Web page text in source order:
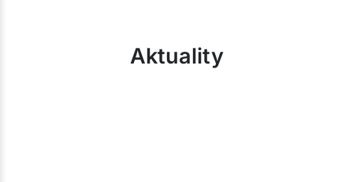
Aktuality